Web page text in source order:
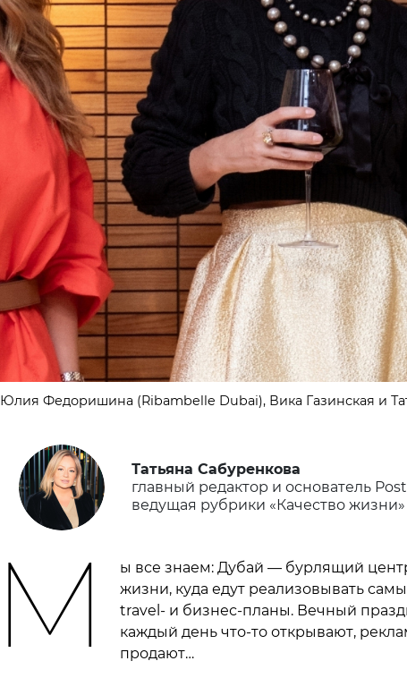
Юлия Федоришина (Ribambelle Dubai), Вика Газинская и
Татьяна Сабуренкова
главный редактор и основатель
ведущая рубрики «Качество жизни»
М
ы все знаем: Дубай — бурлящий
жизни, куда едут реализовывать
travel- и бизнес-планы. Вечный
каждый день что-то открывают,
продают…